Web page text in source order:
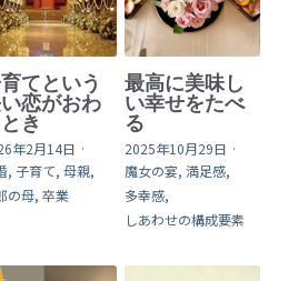
ー
ズ
てという
恋がおわ
き
年2月14日 ·
, 子育て, 母親,
の母, 卒業
最高に美味し
い幸せをたべ
る
2025年10月29日 ·
魔女の宴, 満足感,
多幸感,
しあわせの構成要素